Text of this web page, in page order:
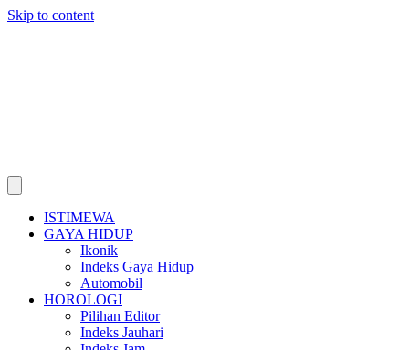
Skip to content
ISTIMEWA
GAYA HIDUP
Ikonik
Indeks Gaya Hidup
Automobil
HOROLOGI
Pilihan Editor
Indeks Jauhari